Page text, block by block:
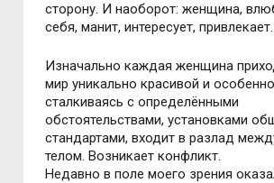
сторону. И наоборот: женщина,
себя, манит, интересует, привлекает.
Изначально каждая женщина
мир уникально красивой и
сталкиваясь с определёнными
обстоятельствами, установками
стандартами, входит в разлад
телом. Возникает конфликт.
Недавно в поле моего зрения